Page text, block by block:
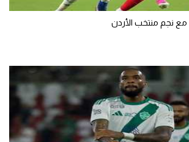
مع نجم منتخب الأردن